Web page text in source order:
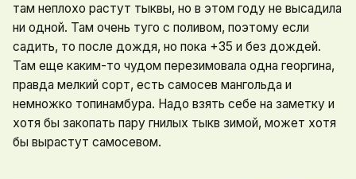
там неплохо растут тыквы, но в этом году не высадила
ни одной. Там очень туго с поливом, поэтому если
садить, то после дождя, но пока +35 и без дождей.
Там еще каким-то чудом перезимовала одна георгина,
правда мелкий сорт, есть самосев мангольда и
немножко топинамбура. Надо взять себе на заметку и
хотя бы закопать пару гнилых тыкв зимой, может хотя
бы вырастут самосевом.